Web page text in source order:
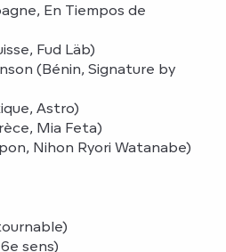
En Tiempos de
Fud Läb)
(Bénin, Signature by
Astro)
Mia Feta)
Nihon Ryori Watanabe)
sens)